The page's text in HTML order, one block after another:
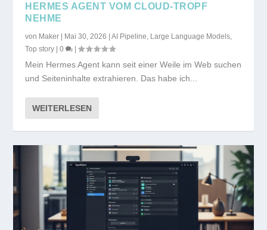
HERMES AGENT VOM CLOUD-TROPF
NEHME
von Maker | Mai 30, 2026 |AI Pipeline Large Language Models
Top story |0 |
Mein Hermes Agent kann seit einer Weile im Web suchen
und Seiteninhalte extrahieren. Das habe ich...
WEITERLESEN